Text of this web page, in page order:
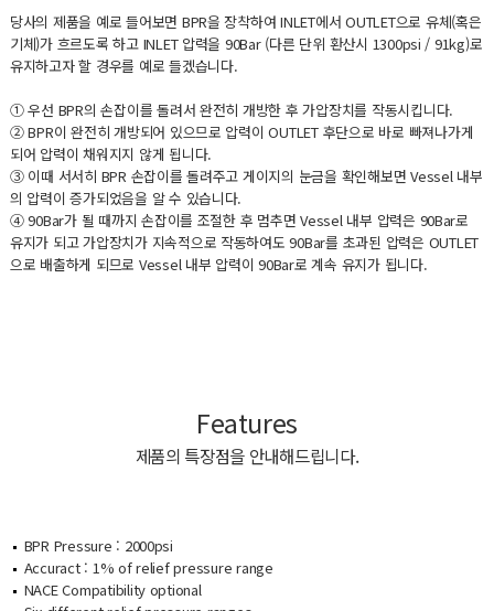
당사의 제품을 예로 들어보면 BPR을 장착하여 INLET에서 OUTLET으로 유체(혹은
기체)가 흐르도록 하고 INLET 압력을 90Bar (다른 단위 환산시 1300psi / 91kg)로
유지하고자 할 경우를 예로 들겠습니다.
① 우선 BPR의 손잡이를 돌려서 완전히 개방한 후 가압장치를 작동시킵니다.
② BPR이 완전히 개방되어 있으므로 압력이 OUTLET 후단으로 바로 빠져나가게
되어 압력이 채워지지 않게 됩니다.
③ 이때 서서히 BPR 손잡이를 돌려주고 게이지의 눈금을 확인해보면 Vessel 내부
의 압력이 증가되었음을 알 수 있습니다.
④ 90Bar가 될 때까지 손잡이를 조절한 후 멈추면 Vessel 내부 압력은 90Bar로
유지가 되고 가압장치가 지속적으로 작동하여도 90Bar를 초과된 압력은 OUTLET
으로 배출하게 되므로 Vessel 내부 압력이 90Bar로 계속 유지가 됩니다.
Features
제품의 특장점을 안내해드립니다.
BPR Pressure : 2000psi
Accuract : 1% of relief pressure range
NACE Compatibility optional